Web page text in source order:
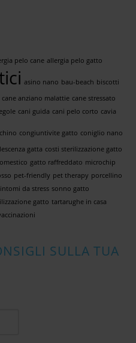
pelo cane allergia pelo gatto
asino nano bau-beach biscotti
cane anziano malattie cane stressato
cani guida cani pelo corto cavia
congiuntivite gatto coniglio nano
gatta costi sterilizzazione gatto
gatto raffreddato microchip
pet-friendly pet therapy porcellino
da stress sonno gatto
gatto tartarughe in casa
SULLA TUA